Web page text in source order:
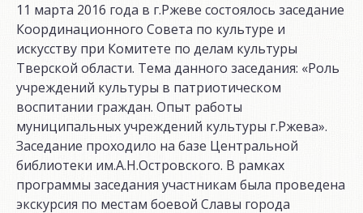
11 марта 2016 года в г.Ржеве состоялось заседание
Координационного Совета по культуре и
искусству при Комитете по делам культуры
Тверской области. Тема данного заседания: «Роль
учреждений культуры в патриотическом
воспитании граждан. Опыт работы
муниципальных учреждений культуры г.Ржева».
Заседание проходило на базе Центральной
библиотеки им.А.Н.Островского. В рамках
программы заседания участникам была проведена
экскурсия по местам боевой Славы города